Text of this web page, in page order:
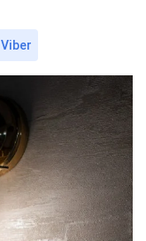
Viber